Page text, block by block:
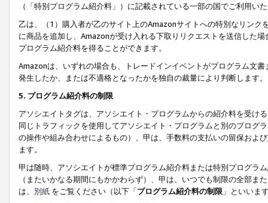
（「特別プログラム紹介料」）に記載されている一部の国でご利用い
乙は、（1）購入者が乙のサイト上のAmazonサイトへの特別なリン
に商品を追加し、Amazonが受け入れる下取りリクエストを送信した
プログラム紹介料を得ることができます。
Amazonは、いずれの場合も、トレードインイベントがプログラム文
発生したか、または不適格となったかを独自の裁量により判断します。
5. プログラム紹介料の制限
アソシエイトタグは、アソシエイト・プログラムからの紹介料を受け
同じトラフィックを使用してアソシエイト・プログラムと別のプログ
の操作や組み合わせによるもの）、甲は、手数料の支払いの留保およ
ます。
甲は随時、アソシエイトが標準プログラム紹介料または特別プログラ
（またいかなる期間にもかかわらず）、甲は、いつでも制限の全部
は、 別紙 をご覧ください（以下「プログラム紹介料の制限 」といいま